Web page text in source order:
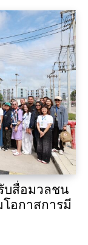
บสื่อมวลชน
อกาสการมี